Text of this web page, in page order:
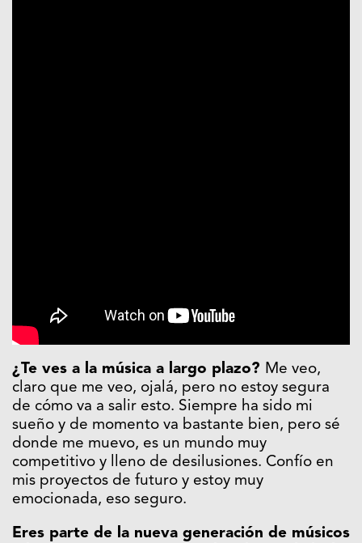
¿Te ves a la música a largo plazo? Me veo,
claro que me veo, ojalá, pero no estoy segura
de cómo va a salir esto. Siempre ha sido mi
sueño y de momento va bastante bien, pero sé
donde me muevo, es un mundo muy
competitivo y lleno de desilusiones. Confío en
mis proyectos de futuro y estoy muy
emocionada, eso seguro.
Eres parte de la nueva generación de músicos